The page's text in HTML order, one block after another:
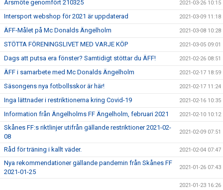
Årsmöte genomfört 210325 2021-03-26 10:15
Intersport webshop för 2021 är uppdaterad 2021-03-09 11:18
ÄFF-Målet på Mc Donalds Ängelholm 2021-03-08 10:28
STÖTTA FÖRENINGSLIVET MED VARJE KÖP 2021-03-05 09:01
Dags att putsa era fönster? Samtidigt stöttar du ÄFF! 2021-02-26 08:51
ÄFF i samarbete med Mc Donalds Ängelholm 2021-02-17 18:59
Säsongens nya fotbollsskor är här! 2021-02-17 11:24
Inga lättnader i restriktionerna kring Covid-19 2021-02-16 10:35
Information från Ängelholms FF Ängelholm, februari 2021 2021-02-10 10:12
Skånes FF:s riktlinjer utifrån gällande restriktioner 2021-02-
08
2021-02-09 07:51
Råd för träning i kallt väder. 2021-02-04 07:47
Nya rekommendationer gällande pandemin från Skånes FF
2021-01-25
2021-01-26 07:43
2021-01-23 16:26